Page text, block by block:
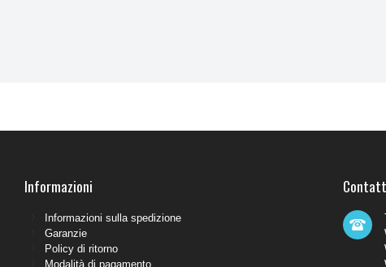
Informazioni
Informazioni sulla spedizione
Garanzie
Policy di ritorno
Modalità di pagamento